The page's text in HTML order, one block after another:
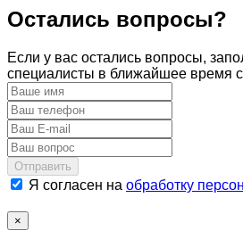
Остались вопросы?
Если у вас остались вопросы,
специалисты в ближайшее время
Отправить
Я согласен на обработку
×